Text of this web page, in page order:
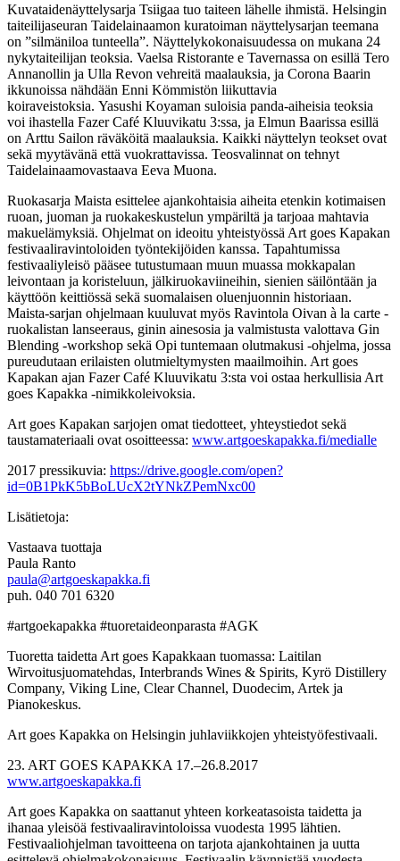
Kuvataidenäyttelysarja Tsiigaa tuo taiteen lähelle ihmistä. Helsingin
taiteilijaseuran Taidelainaamon kuratoiman näyttelysarjan teemana
on ”silmäniloa tunteella”. Näyttelykokonaisuudessa on mukana 24
nykytaiteilijan teoksia. Vaelsa Ristorante e Tavernassa on esillä Tero
Annanollin ja Ulla Revon vehreitä maalauksia, ja Corona Baarin
ikkunoissa nähdään Enni Kömmistön liikuttavia
koiraveistoksia. Yasushi Koyaman suloisia panda-aiheisia teoksia
voi ihastella Fazer Café Kluuvikatu 3:ssa, ja Elmun Baarissa esillä
on Arttu Sailon räväköitä maalauksia. Kaikki näyttelyn teokset ovat
sekä myytävänä että vuokrattavissa. Teosvalinnat on tehnyt
Taidelainaamovastaava Eeva Muona.
Ruokasarja Maista esittelee ajankohtaisia aiheita etenkin kotimaisen
ruoan, juoman ja ruokakeskustelun ympäriltä ja tarjoaa mahtavia
makuelämyksiä. Ohjelmat on ideoitu yhteistyössä Art goes Kapakan
festivaaliravintoloiden työntekijöiden kanssa. Tapahtumissa
festivaaliyleisö pääsee tutustumaan muun muassa mokkapalan
leivontaan ja koristeluun, jälkiruokaviineihin, sienien säilöntään ja
käyttöön keittiössä sekä suomalaisen oluenjuonnin historiaan.
Maista-sarjan ohjelmaan kuuluvat myös Ravintola Oivan à la carte -
ruokalistan lanseeraus, ginin ainesosia ja valmistusta valottava Gin
Blending -workshop sekä Opi tuntemaan olutmakusi -ohjelma, jossa
pureudutaan erilaisten olutmieltymysten maailmoihin. Art goes
Kapakan ajan Fazer Café Kluuvikatu 3:sta voi ostaa herkullisia Art
goes Kapakka -nimikkoleivoksia.
Art goes Kapakan sarjojen omat tiedotteet, yhteystiedot sekä
taustamateriaali ovat osoitteessa: www.artgoeskapakka.fi/medialle
2017 pressikuvia: https://drive.google.com/open?
id=0B1PkK5bBoLUcX2tYNkZPemNxc00
Lisätietoja:
Vastaava tuottaja
Paula Ranto
paula@artgoeskapakka.fi
puh. 040 701 6320
#artgoekapakka #tuoretaideonparasta #AGK
Tuoretta taidetta Art goes Kapakkaan tuomassa: Laitilan
Wirvoitusjuomatehdas, Interbrands Wines & Spirits, Kyrö Distillery
Company, Viking Line, Clear Channel, Duodecim, Artek ja
Pianokeskus.
Art goes Kapakka on Helsingin juhlaviikkojen yhteistyöfestivaali.
23. ART GOES KAPAKKA 17.–26.8.2017
www.artgoeskapakka.fi
Art goes Kapakka on saattanut yhteen korkeatasoista taidetta ja
ihanaa yleisöä festivaaliravintoloissa vuodesta 1995 lähtien.
Festivaaliohjelman tavoitteena on tarjota ajankohtainen ja uutta